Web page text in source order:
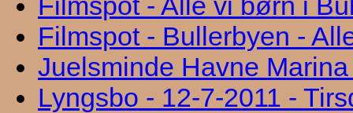
Filmspot - Bullerbyen -
Juelsminde Havne
Lyngsbo - 12-7-2011 -